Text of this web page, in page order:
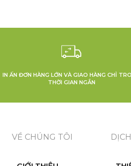
IN ẤN ĐƠN HÀNG LỚN VÀ GIAO HÀNG CHỈ
THỜI GIAN NGẮN
VỀ CHÚNG TÔI